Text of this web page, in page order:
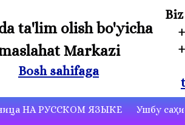
ta'lim olish bo'yicha
Markazi
Bosh sahifaga
НА РУССКОМ ЯЗЫКЕ Ушбу